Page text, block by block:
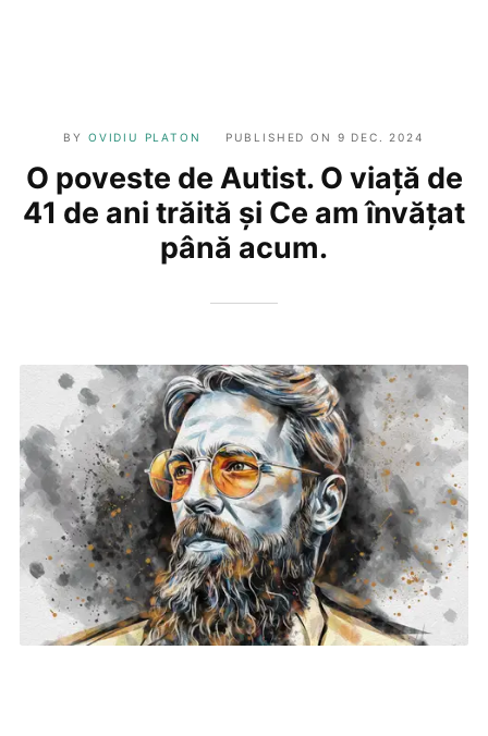
BY OVIDIU PLATON PUBLISHED ON 9 DEC. 2024
O poveste de Autist. O viață de
41 de ani trăită și Ce am învățat
până acum.